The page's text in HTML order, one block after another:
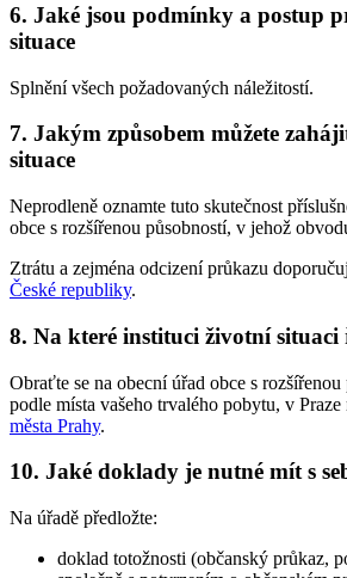
6. Jaké jsou podmínky a postup
situace
Splnění všech požadovaných náležitostí.
7. Jakým způsobem můžete
situace
Neprodleně oznamte tuto skutečnost
obce s rozšířenou působností, v jehož
Ztrátu a zejména odcizení průkazu
České republiky.
8. Na které instituci životní situaci
Obraťte se na obecní úřad obce s
podle místa vašeho trvalého pobytu, v Praze
města Prahy.
10. Jaké doklady je nutné mít s
Na úřadě předložte:
doklad totožnosti (občanský průkaz,